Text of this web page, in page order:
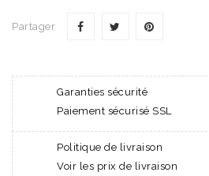
Partager
Garanties sécurité
Paiement sécurisé SSL
Politique de livraison
Voir les prix de livraison